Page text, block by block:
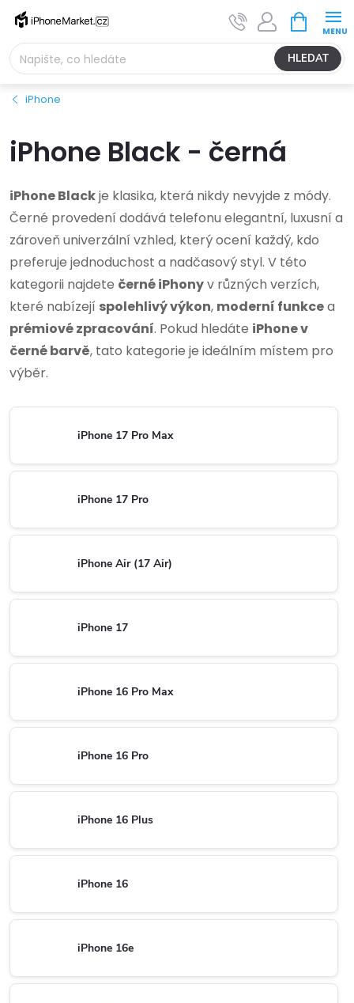
Přejít
obsah
HLEDAT
NÁKUPNÍ
KOŠÍK
iPhone
iPhone Black - černá
iPhone Blackje klasika, která nikdy nevyjde z módy.
Černé provedení dodává telefonu elegantní, luxusní a
zároveň univerzální vzhled, který ocení každý, kdo
preferuje jednoduchost a nadčasový styl. V této
kategorii najdete černé iPhonyv různých verzích,
které nabízejí spolehlivý výkon, moderní funkcea
prémiové zpracování. Pokud hledáte iPhone v
černé barvě, tato kategorie je ideálním místem pro
výběr.
iPhone 17 Pro Max
iPhone 17 Pro
iPhone Air (17 Air)
iPhone 17
iPhone 16 Pro Max
iPhone 16 Pro
iPhone 16 Plus
iPhone 16
iPhone 16e